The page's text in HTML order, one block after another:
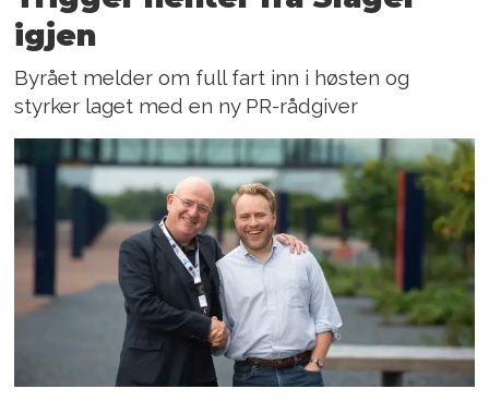
igjen
Byrået melder om full fart inn i høsten og
styrker laget med en ny PR-rådgiver